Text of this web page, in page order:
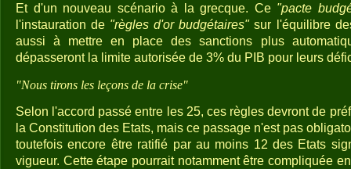
Et d'un nouveau scénario à la grecque. Ce "pacte
l'instauration de "règles d'or budgétaires"sur l'équilibre
aussi à mettre en place des sanctions plus
dépasseront la limite autorisée de 3% du PIB pour leurs
"Nous tirons les leçons de la crise"
Selon l'accord passé entre les 25, ces règles devront de
la Constitution des Etats, mais ce passage n'est pas
toutefois encore être ratifié par au moins 12 des Etats
vigueur. Cette étape pourrait notamment être compliquée